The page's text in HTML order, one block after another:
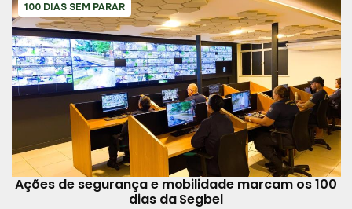
100 DIAS SEM PARAR
Ações de segurança e mobilidade marcam os 100
dias da Segbel